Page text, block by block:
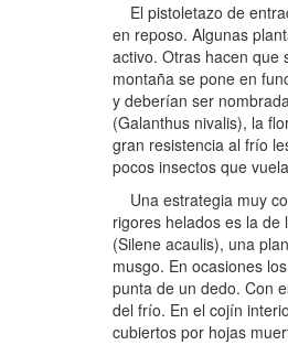
El pistoletazo de
en reposo. Algunas
activo. Otras hacen que
montaña se pone en
y deberían ser
(Galanthus nivalis), la
gran resistencia al frío
pocos insectos que
Una estrategia muy
rigores helados es la
(Silene acaulis), una
musgo. En ocasiones
punta de un dedo. Con
del frío. En el cojín
cubiertos por hojas